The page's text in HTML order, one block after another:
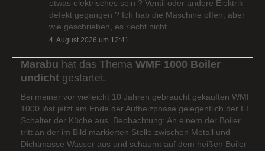
etwas elektrisches sein ? Ventil oder andere Elektrik
defekt gegangen ? Ich hab die Maschine offen, aber
wie geschrieben, es riecht nicht…
4. August 2026 um 12:41
Marabu hat das Thema WMF 1000 Boiler
undicht gestartet.
Bei meiner vor vielleicht 10 Jahren gebraucht gekauften WMF
1000 löst jetzt am Ende der Aufheizphase gelegentlich der FI
Schalter der Küche aus. Beobachtung: An einem der Boiler
tritt an der im Bild markierten Stelle zwischen Metall und
Dichtmasse Wasser aus und schäumt auf dem heißen Boiler